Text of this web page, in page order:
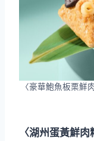
〈豪華鮑魚板栗鮮
〈湖州蛋黃鮮肉